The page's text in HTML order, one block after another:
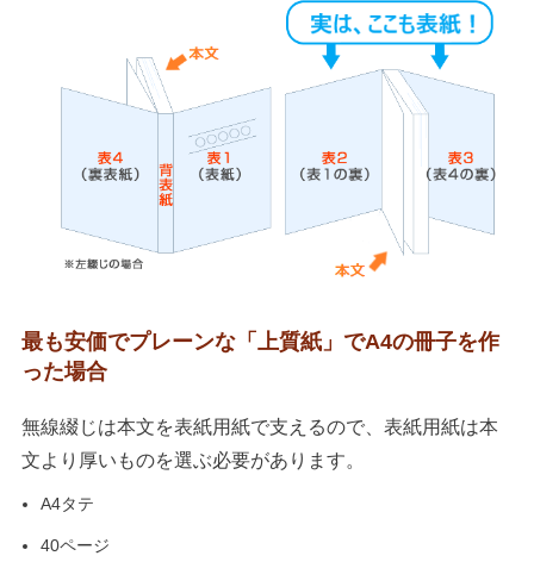
最も安価でプレーンな「上質紙」でA4の冊子を作
った場合
無線綴じは本文を表紙用紙で支えるので、表紙用紙は本
文より厚いものを選ぶ必要があります。
A4タテ
40ページ